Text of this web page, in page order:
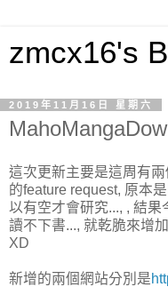
zmcx16's
2019年11月16日 星期六
這次更新主要是這周有
的feature request, 原本
以有空才會研究..., , 結
讀不下書..., 就乾脆來增
XD
新增的兩個網站分別是